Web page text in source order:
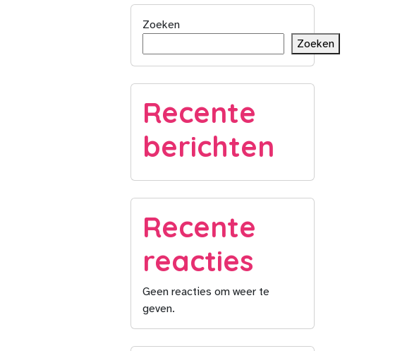
Zoeken
Zoeken
Recente
berichten
Recente
reacties
Geen reacties om weer te
geven.